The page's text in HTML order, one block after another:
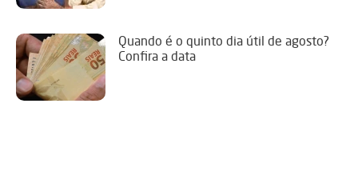
Quando é o quinto dia útil de agosto?
Confira a data